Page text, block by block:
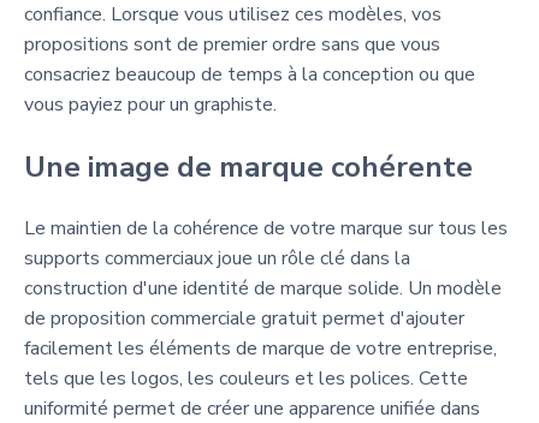
confiance. Lorsque vous utilisez ces modèles, vos
propositions sont de premier ordre sans que vous
consacriez beaucoup de temps à la conception ou que
vous payiez pour un graphiste.
Une image de marque cohérente
Le maintien de la cohérence de votre marque sur tous les
supports commerciaux joue un rôle clé dans la
construction d'une identité de marque solide. Un modèle
de proposition commerciale gratuit permet d'ajouter
facilement les éléments de marque de votre entreprise,
tels que les logos, les couleurs et les polices. Cette
uniformité permet de créer une apparence unifiée dans